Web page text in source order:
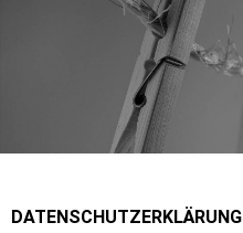
DATENSCHUTZERKLÄRUNG